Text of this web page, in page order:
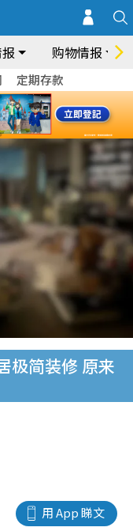
购物情报
定期存款
极简装修 原来
用 App 睇文